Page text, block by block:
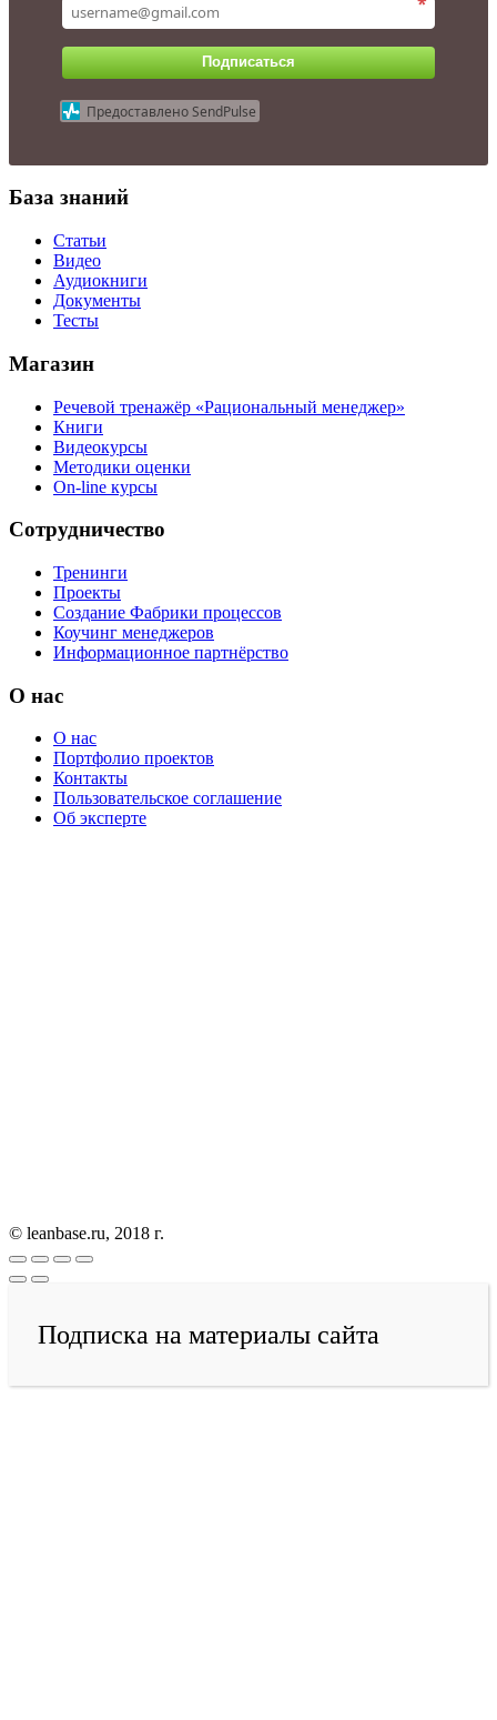
Подписаться
Предоставлено SendPulse
База знаний
Статьи
Видео
Аудиокниги
Документы
Тесты
Магазин
Речевой тренажёр «Рациональный менеджер»
Книги
Видеокурсы
Методики оценки
On-line курсы
Сотрудничество
Тренинги
Проекты
Создание Фабрики процессов
Коучинг менеджеров
Информационное партнёрство
О нас
О нас
Портфолио проектов
Контакты
Пользовательское соглашение
Об эксперте
© leanbase.ru, 2018 г.
Подписка на материалы сайта